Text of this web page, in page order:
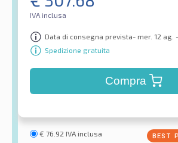
IVA inclusa
Data di consegna prevista- mer. 12 ag. -
Spedizione gratuita
Compra
€ 76.92 IVA inclusa